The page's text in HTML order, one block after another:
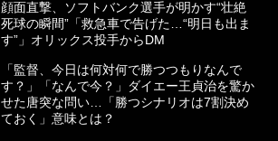
顔面直撃、ソフトバンク選手が明かす“壮絶
死球の瞬間”「救急車で告げた…“明日も出ま
す”」オリックス投手からDM
「監督、今日は何対何で勝つつもりなんで
す？」「なんで今？」ダイエー王貞治を驚か
せた唐突な問い…「勝つシナリオは7割決め
ておく」意味とは？